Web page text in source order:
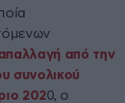
απαλλαγή από την
συνολικού
2020, ο